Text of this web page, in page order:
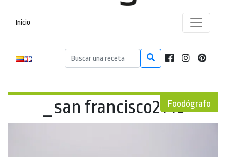
Inicio
Foodógrafo
_san francisco2143